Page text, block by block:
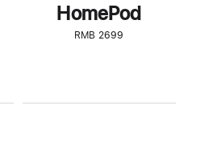
HomePod
RMB 2699